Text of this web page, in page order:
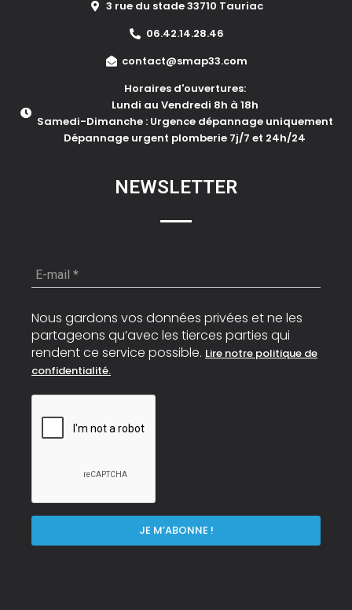
3 rue du stade 33710 Tauriac
06.42.14.28.46
contact@smap33.com
Horaires d'ouvertures:
Lundi au Vendredi 8h à 18h
Samedi-Dimanche : Urgence dépannage uniquement
Dépannage urgent plomberie 7j/7 et 24h/24
NEWSLETTER
E-
mail
Nous gardons vos données privées et ne les
partageons qu’avec les tierces parties qui
rendent ce service possible. Lire notre politique de
confidentialité.